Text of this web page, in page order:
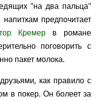
"на два пальца"
предпочитает
Кремер в романе
поговорить с
пакет молока.
как правило с
в покер. Он болеет за